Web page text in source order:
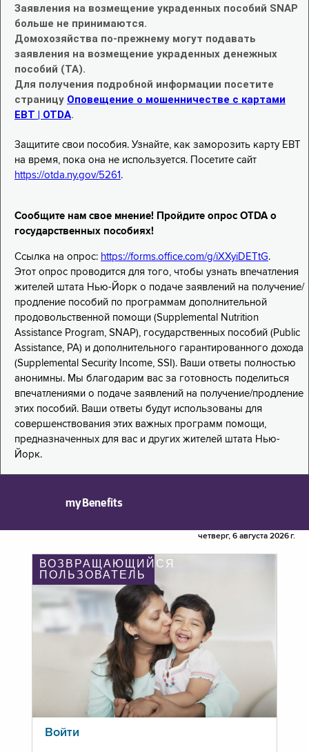
Заявления на возмещение украденных пособий SNAP
больше не принимаются.
Домохозяйства по-прежнему могут подавать
заявления на возмещение украденных денежных
пособий (TA).
Для получения подробной информации посетите
страницу Оповещение о мошенничестве с картами
EBT | OTDA.
Защитите свои пособия. Узнайте, как заморозить карту EBT
на время, пока она не используется. Посетите сайт
https://otda.ny.gov/5261 .
Сообщите нам свое мнение! Пройдите опрос OTDA о
государственных пособиях!
Ссылка на опрос: https://forms.office.com/g/iXXyiDETtG.
Этот опрос проводится для того, чтобы узнать впечатления
жителей штата Нью-Йорк о подаче заявлений на получение/
продление пособий по программам дополнительной
продовольственной помощи (Supplemental Nutrition
Assistance Program, SNAP), государственных пособий (Public
Assistance, PA) и дополнительного гарантированного дохода
(Supplemental Security Income, SSI). Ваши ответы полностью
анонимны. Мы благодарим вас за готовность поделиться
впечатлениями о подаче заявлений на получение/продление
этих пособий. Ваши ответы будут использованы для
совершенствования этих важных программ помощи,
предназначенных для вас и других жителей штата Нью-
Йорк.
myBenefits
четверг, 6 августа 2026 г.
ВОЗВРАЩАЮЩИЙСЯ
ПОЛЬЗОВАТЕЛЬ
Войти